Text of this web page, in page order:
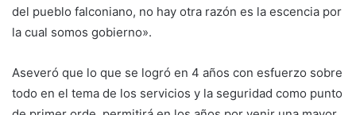
del pueblo falconiano, no hay otra razón es la escencia por
la cual somos gobierno».
Aseveró que lo que se logró en 4 años con esfuerzo sobre
todo en el tema de los servicios y la seguridad como punto